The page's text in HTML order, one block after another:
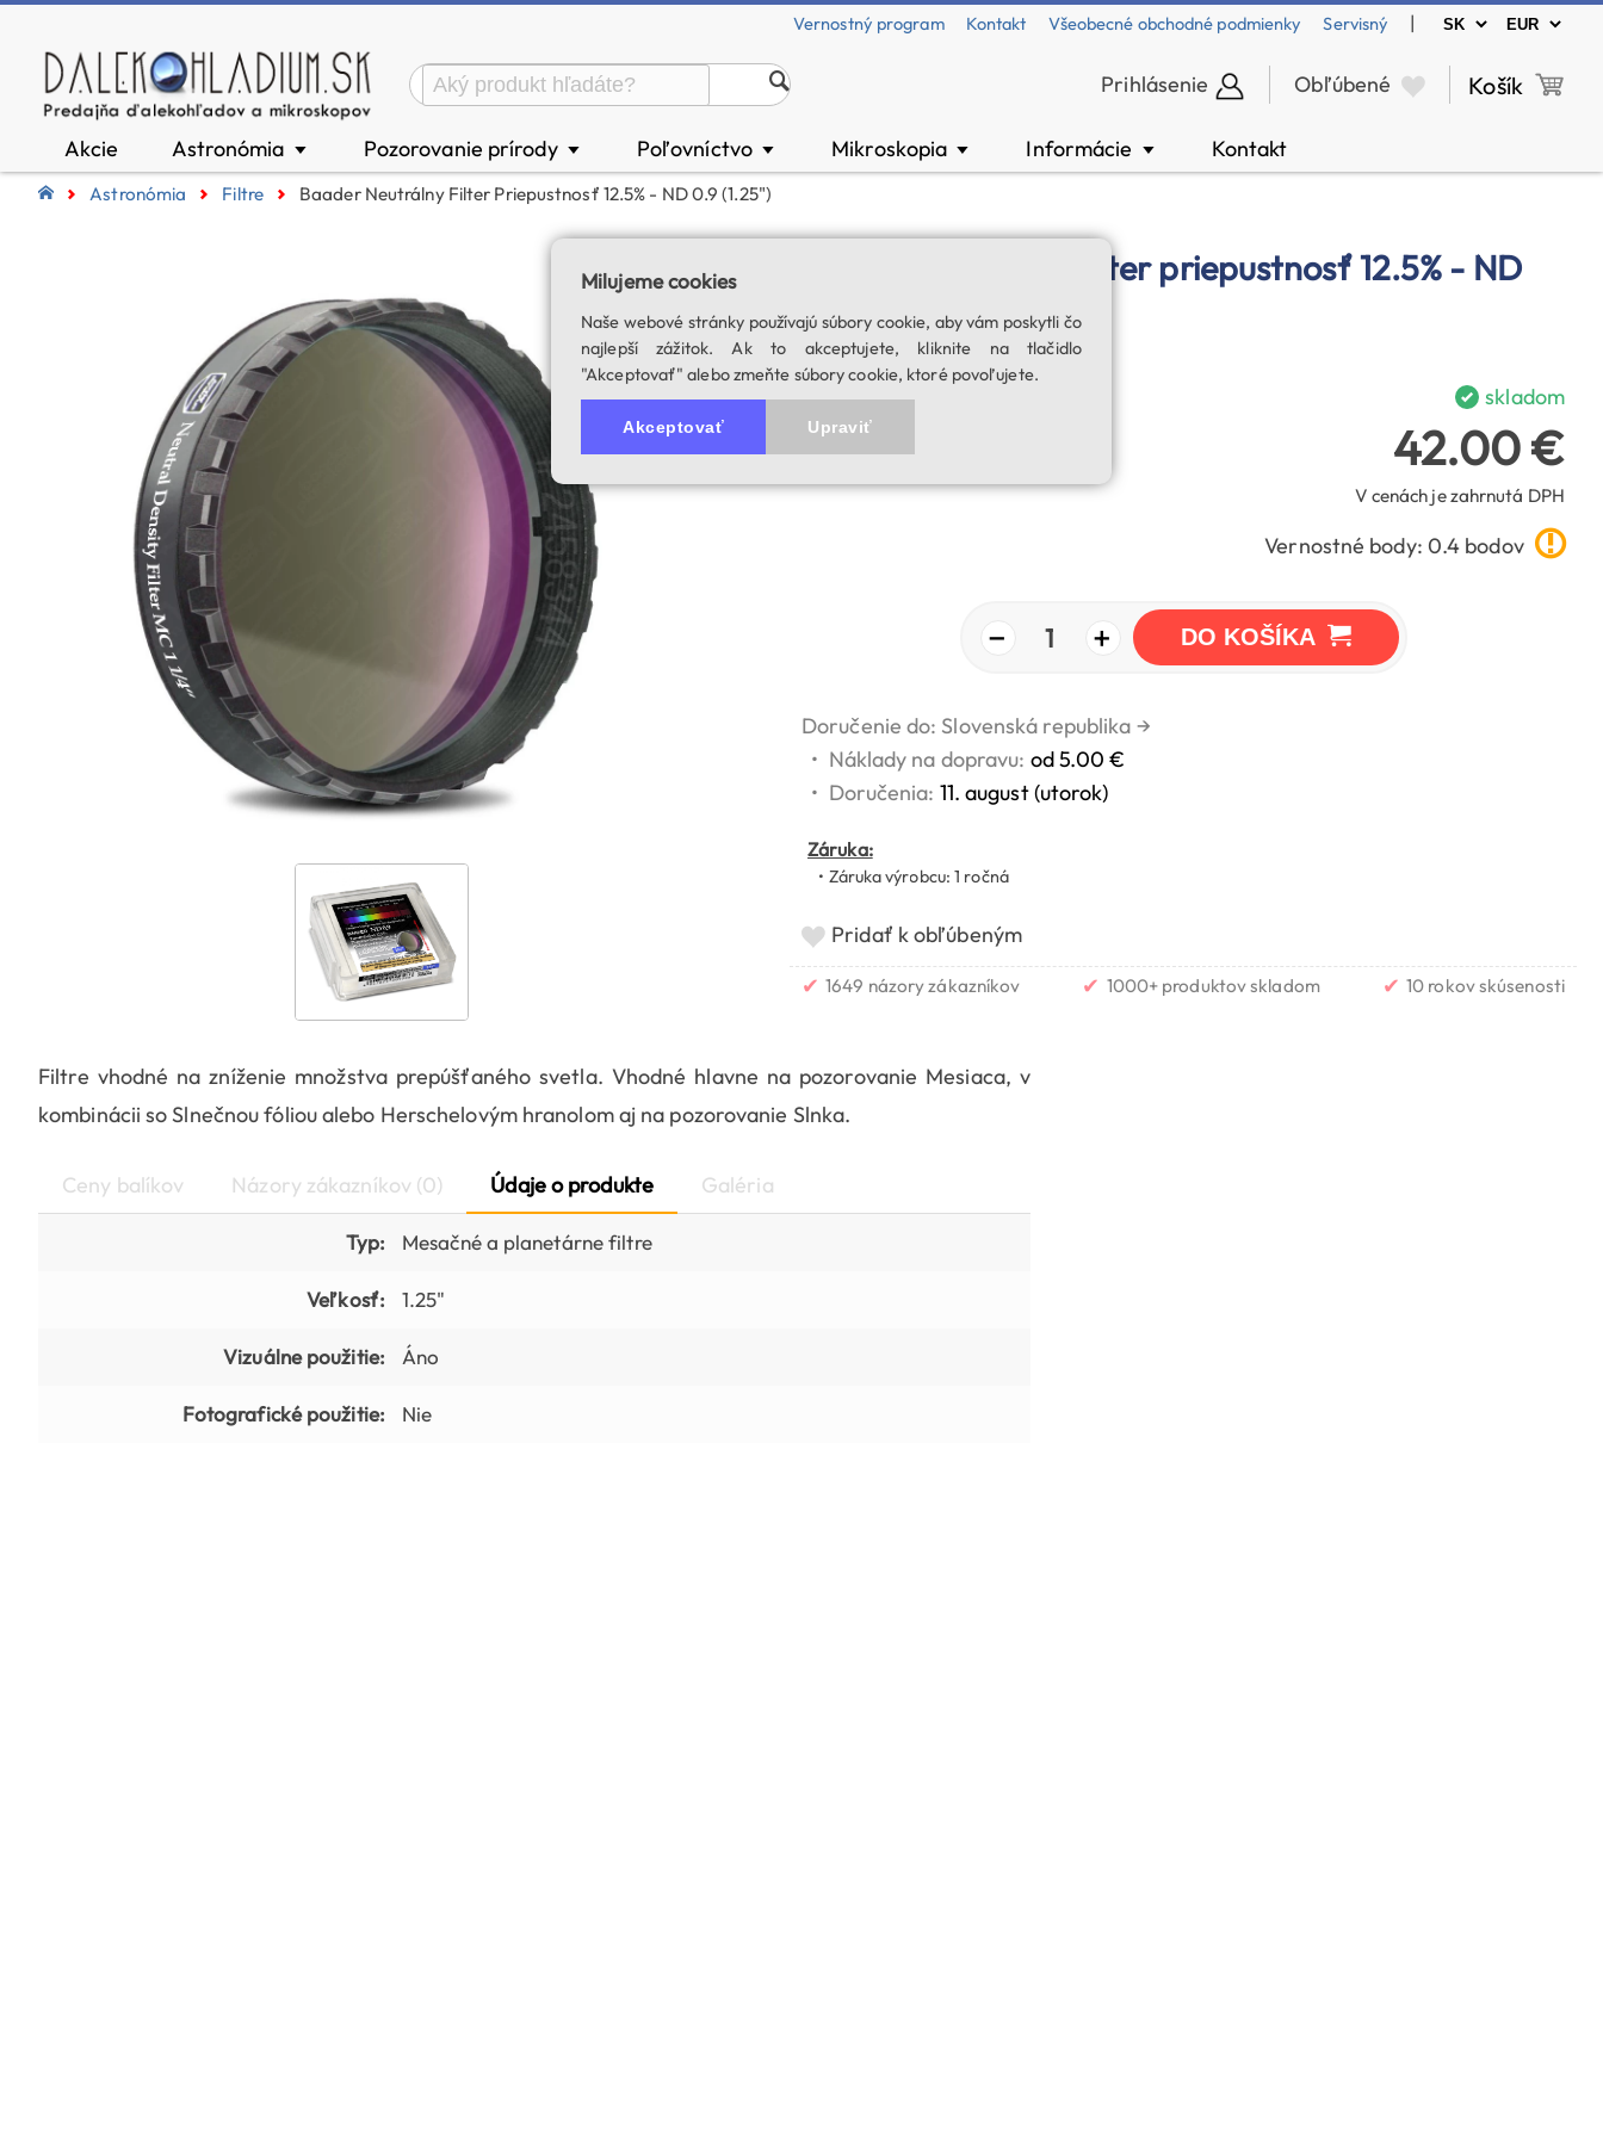
Vernostný program Kontakt Všeobecné obchodné podmienky Servisný |
Prihlásenie Obľúbené Košík
Akcie Astronómia ▼ Pozorovanie prírody ▼ Poľovníctvo ▼ Mikroskopia ▼ Informácie ▼ Kontakt
Astronómia Filtre Baader Neutrálny Filter Priepustnosť 12.5% - ND 0.9 (1.25")
Baader neutrálny filter priepustnosť 12.5% - ND
0.9 (1.25")
SKU: 00106
skladom
42.00 €
V cenách je zahrnutá DPH
Vernostné body: 0.4 bodov
− 1 + DO KOŠÍKA
Doručenie do: Slovenská republika →
• Náklady na dopravu: od 5.00 €
• Doručenia: 11. august (utorok)
Záruka:
• Záruka výrobcu: 1 ročná
Pridať k obľúbeným
✔ 1649 názory zákazníkov ✔ 1000+ produktov skladom ✔ 10 rokov skúsenosti
Filtre vhodné na zníženie množstva prepúšťaného svetla. Vhodné hlavne na pozorovanie Mesiaca, v
kombinácii so Slnečnou fóliou alebo Herschelovým hranolom aj na pozorovanie Slnka.
Ceny balíkov Názory zákazníkov (0) Údaje o produkte Galéria
Typ: Mesačné a planetárne filtre
Veľkosť: 1.25"
Vizuálne použitie: Áno
Fotografické použitie: Nie
Milujeme cookies
Naše webové stránky používajú súbory cookie, aby vám poskytli čo
najlepší zážitok. Ak to akceptujete, kliknite na tlačidlo
"Akceptovať" alebo zmeňte súbory cookie, ktoré povoľujete.
Akceptovať Upraviť